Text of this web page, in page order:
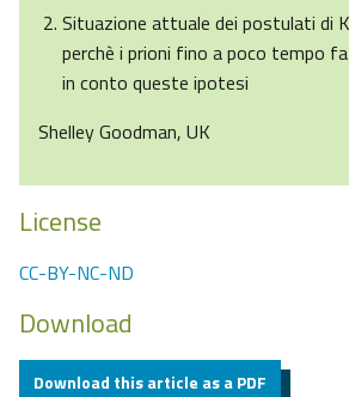
Situazione attuale dei postulati di
perchè i prioni fino a poco tempo
in conto queste ipotesi
Shelley Goodman, UK
License
CC-BY-NC-ND
Download
Download this article as a PDF